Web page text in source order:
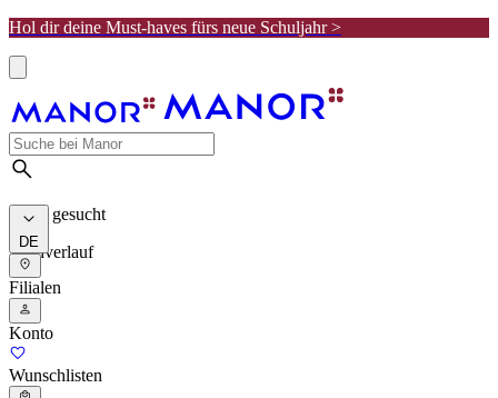
Hol dir deine Must-haves fürs neue Schuljahr >
Meist gesucht
Suchverlauf
DE
Filialen
Konto
Wunschlisten